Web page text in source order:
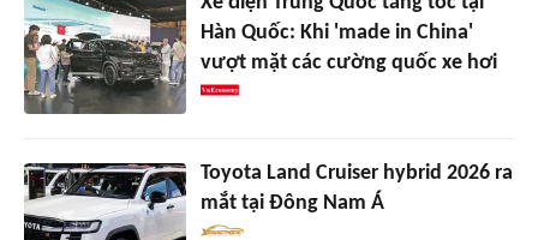
Hàn Quốc: Khi 'made in China'
vượt mặt các cường quốc xe hơi
Toyota Land Cruiser hybrid 2026 ra
mắt tại Đông Nam Á